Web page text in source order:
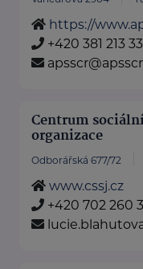
https://
+420 381 213
Centrum
organizace
Odborářská 677/72
www.cssj.cz
+420 702 260